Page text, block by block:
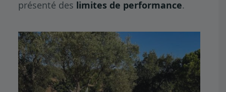
présenté des limites de performance.